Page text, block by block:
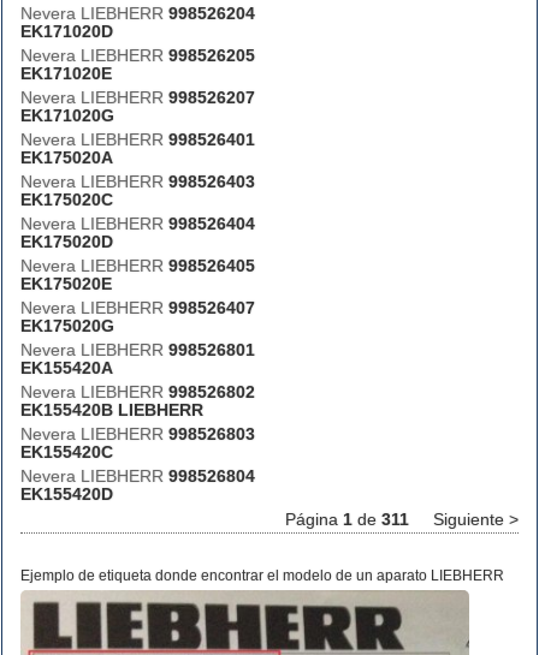
Nevera LIEBHERR 998526204
EK171020D
Nevera LIEBHERR 998526205
EK171020E
Nevera LIEBHERR 998526207
EK171020G
Nevera LIEBHERR 998526401
EK175020A
Nevera LIEBHERR 998526403
EK175020C
Nevera LIEBHERR 998526404
EK175020D
Nevera LIEBHERR 998526405
EK175020E
Nevera LIEBHERR 998526407
EK175020G
Nevera LIEBHERR 998526801
EK155420A
Nevera LIEBHERR 998526802
EK155420B LIEBHERR
Nevera LIEBHERR 998526803
EK155420C
Nevera LIEBHERR 998526804
EK155420D
Página 1 de 311 Siguiente >
Ejemplo de etiqueta donde encontrar el modelo de un aparato LIEBHERR